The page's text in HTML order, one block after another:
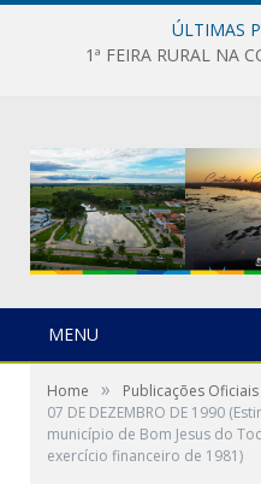
ÚLTIMAS
1ª FEIRA RURAL NA
MENU
Home » Publicações Oficiais
07 DE DEZEMBRO DE 1990
município de Bom Jesus do
exercício financeiro de 1981)